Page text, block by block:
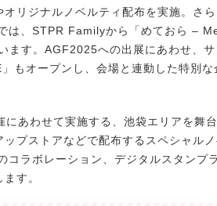
リジナルノベルティ配布を実施。さ
は、STPR Familyから「めておら –
ます。AGF2025への出展にあわせ、サ
もオープンし、会場と連動した特別な
あわせて実施する、池袋エリアを舞台
プストアなどで配布するスペシャル
ラボレーション、デジタルスタンプ
す。